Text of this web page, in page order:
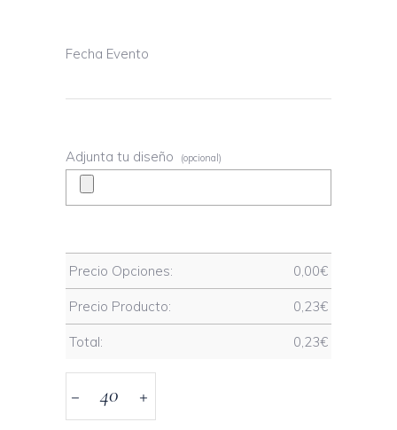
Fecha Evento
Adjunta tu diseño (opcional)
Precio Opciones: 0,00€
Precio Producto: 0,23€
Total: 0,23€